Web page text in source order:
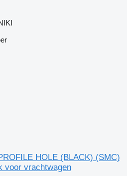
HOLE (BLACK) (SMC)
voor vrachtwagen